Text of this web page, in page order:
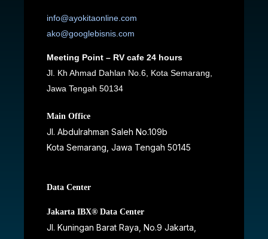
info@ayokitaonline.com
ako@googlebisnis.com
Meeting Point – RV cafe 24 hours
Jl. Kh Ahmad Dahlan No.6, Kota Semarang,
Jawa Tengah 50134
Main Office
Jl. Abdulrahman Saleh No.109b
Kota Semarang, Jawa Tengah 50145
Data Center
Jakarta IBX® Data Center
JI. Kuningan Barat Raya, No.9 Jakarta,